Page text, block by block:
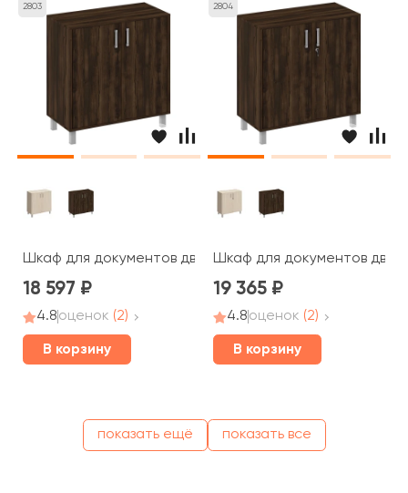
2803
Шкаф для документов две глухие двери без замка
18 597
4.8оценок (2)
В корзину
2804
Шкаф для документов две
19 365
4.8оценок (2)
В корзину
показать ещё показать все